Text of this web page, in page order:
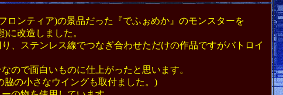
ロンティア)の景品だった『でふぉめか』のモンスターを
改造しました。
、ステンレス線でつなぎ合わせただけの作品ですがバトロイ
ので面白いものに仕上がったと思います。
の小さなウイングも取付ました。)